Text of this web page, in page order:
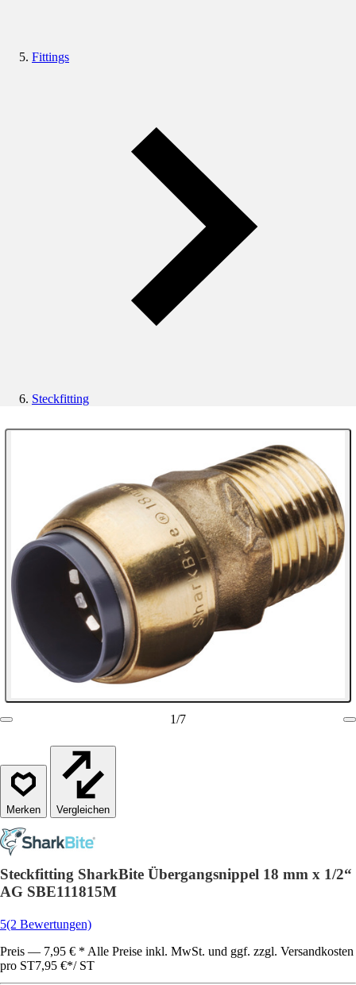
Fittings
Steckfitting
1/7
Vergleichen
Steckfitting SharkBite Übergangsnippel 18 mm x 1/2“​
AG SBE111815M​
5(2 Bewertungen)
Preis — 7,95 € * Alle Preise inkl. MwSt. und ggf. zzgl. Versandkosten
pro ST7,95 €*/ ST